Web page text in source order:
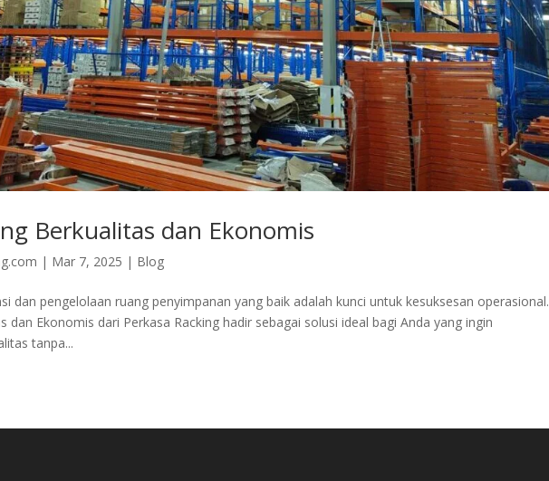
Berkualitas dan Ekonomis
| Mar 7, 2025 | Blog
dan pengelolaan ruang penyimpanan yang baik adalah kunci untuk kesuksesan operasional.
dan Ekonomis dari Perkasa Racking hadir sebagai solusi ideal bagi Anda yang ingin
tanpa...